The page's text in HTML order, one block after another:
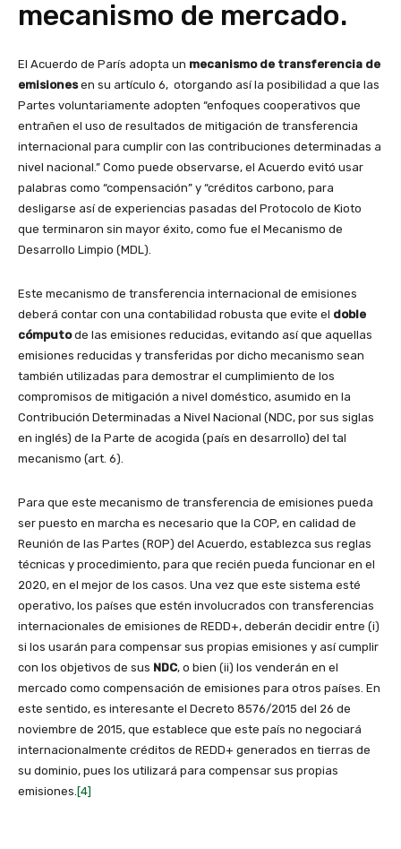
mecanismo de mercado.
El Acuerdo de París adopta un mecanismo de transferencia de
emisionesen su artículo 6, otorgando así la posibilidad a que las
Partes voluntariamente adopten “enfoques cooperativos que
entrañen el uso de resultados de mitigación de transferencia
internacional para cumplir con las contribuciones determinadas a
nivel nacional.” Como puede observarse, el Acuerdo evitó usar
palabras como “compensación” y “créditos carbono, para
desligarse así de experiencias pasadas del Protocolo de Kioto
que terminaron sin mayor éxito, como fue el Mecanismo de
Desarrollo Limpio (MDL).
Este mecanismo de transferencia internacional de emisiones
deberá contar con una contabilidad robusta que evite el doble
cómputode las emisiones reducidas, evitando así que aquellas
emisiones reducidas y transferidas por dicho mecanismo sean
también utilizadas para demostrar el cumplimiento de los
compromisos de mitigación a nivel doméstico, asumido en la
Contribución Determinadas a Nivel Nacional (NDC, por sus siglas
en inglés) de la Parte de acogida (país en desarrollo) del tal
mecanismo (art. 6).
Para que este mecanismo de transferencia de emisiones pueda
ser puesto en marcha es necesario que la COP, en calidad de
Reunión de las Partes (ROP) del Acuerdo, establezca sus reglas
técnicas y procedimiento, para que recién pueda funcionar en el
2020, en el mejor de los casos. Una vez que este sistema esté
operativo, los países que estén involucrados con transferencias
internacionales de emisiones de REDD+, deberán decidir entre (i)
si los usarán para compensar sus propias emisiones y así cumplir
con los objetivos de sus NDC, o bien (ii) los venderán en el
mercado como compensación de emisiones para otros países. En
este sentido, es interesante el Decreto 8576/2015 del 26 de
noviembre de 2015, que establece que este país no negociará
internacionalmente créditos de REDD+ generados en tierras de
su dominio, pues los utilizará para compensar sus propias
emisiones. [4]